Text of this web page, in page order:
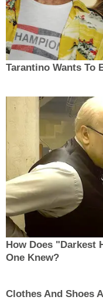
Tarantino Wants To
How Does "Darkest
One Knew?
Clothes And Shoes